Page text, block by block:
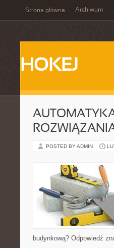
Strona główna Archiwum
HOKEJ
POSTED BY ADMIN
budynkową? Odpowiedź